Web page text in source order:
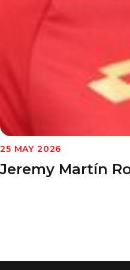
25 MAY 2026
Jeremy Martín